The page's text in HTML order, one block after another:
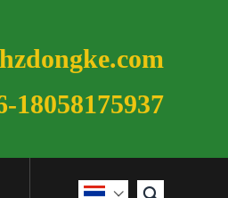
18058175937
 